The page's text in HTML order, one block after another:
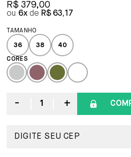
R$ 379,00
6x R$ 63,17
36 38 40